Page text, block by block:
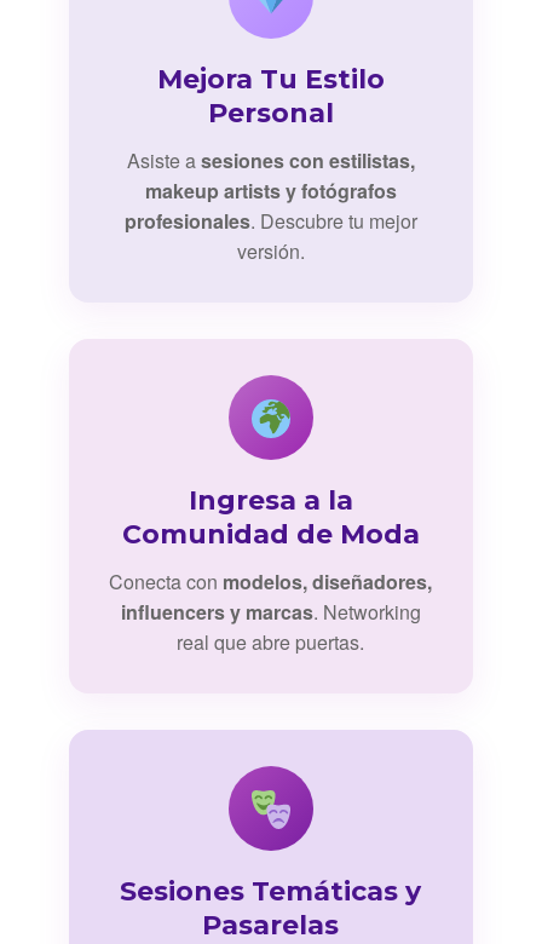
Mejora Tu Estilo
Personal
Asiste asesiones con estilistas,
makeup artists y fotógrafos
profesionales. Descubre tu mejor
versión.
Ingresa a la
Comunidad de Moda
Conecta con modelos, diseñadores,
influencers y marcas. Networking
real que abre puertas.
Sesiones Temáticas y
Pasarelas